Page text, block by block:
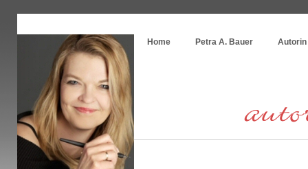
Home
Petra A. Bauer Autorin